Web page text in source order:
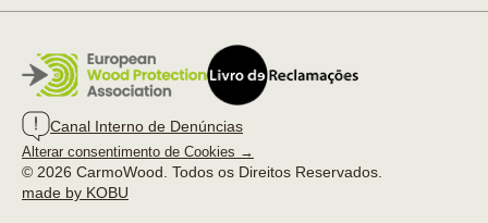
Canal Interno de Denúncias
Alterar consentimento de Cookies →
© 2026 CarmoWood. Todos os Direitos Reservados.
made by KOBU